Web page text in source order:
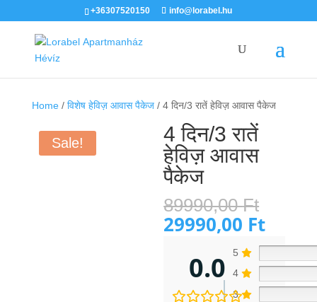
+36307520150 info@lorabel.hu
Home/ विशेष हेविज़ आवास पैकेज/ 4 दिन/3 रातें हेविज़ आवास पैकेज
Sale!
4 दिन/3 रातें
हेविज़ आवास
पैकेज
89990,00Ft
29990,00 Ft
price
is:
0.0
5
4
3